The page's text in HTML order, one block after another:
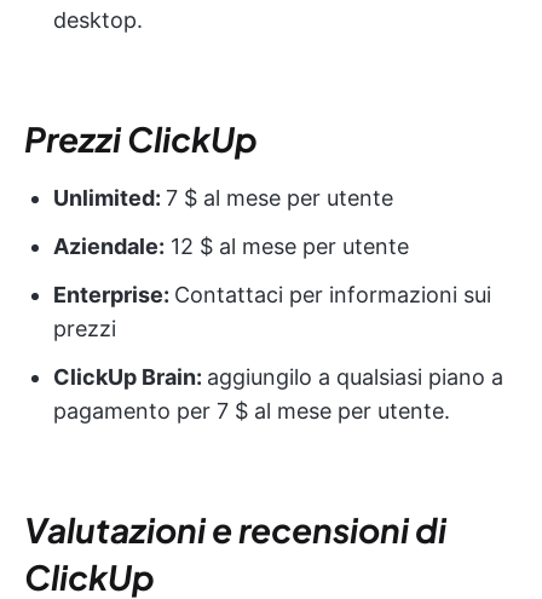
desktop.
Prezzi ClickUp
Unlimited: 7 $ al mese per utente
Aziendale: 12 $ al mese per utente
Enterprise: Contattaci per informazioni sui
prezzi
ClickUp Brain: aggiungilo a qualsiasi piano a
pagamento per 7 $ al mese per utente.
Valutazioni e recensioni di
ClickUp